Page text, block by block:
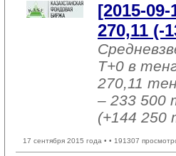
[2015-
270,11 (-
T+0 в
270,11
– 233 500
(+144 250
17 сентября 2015 года • • 191307